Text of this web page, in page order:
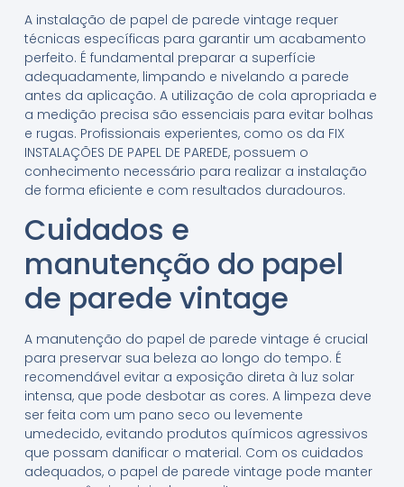
A instalação de papel de parede vintage requer
técnicas específicas para garantir um acabamento
perfeito. É fundamental preparar a superfície
adequadamente, limpando e nivelando a parede
antes da aplicação. A utilização de cola apropriada e
a medição precisa são essenciais para evitar bolhas
e rugas. Profissionais experientes, como os da FIX
INSTALAÇÕES DE PAPEL DE PAREDE, possuem o
conhecimento necessário para realizar a instalação
de forma eficiente e com resultados duradouros.
Cuidados e
manutenção do papel
de parede vintage
A manutenção do papel de parede vintage é crucial
para preservar sua beleza ao longo do tempo. É
recomendável evitar a exposição direta à luz solar
intensa, que pode desbotar as cores. A limpeza deve
ser feita com um pano seco ou levemente
umedecido, evitando produtos químicos agressivos
que possam danificar o material. Com os cuidados
adequados, o papel de parede vintage pode manter